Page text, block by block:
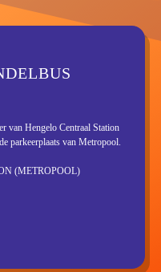
van Hengelo Centraal Station
parkeerplaats van Metropool.
(METROPOOL)